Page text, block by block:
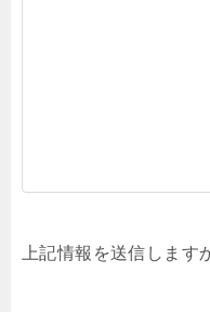
上記情報を送信します